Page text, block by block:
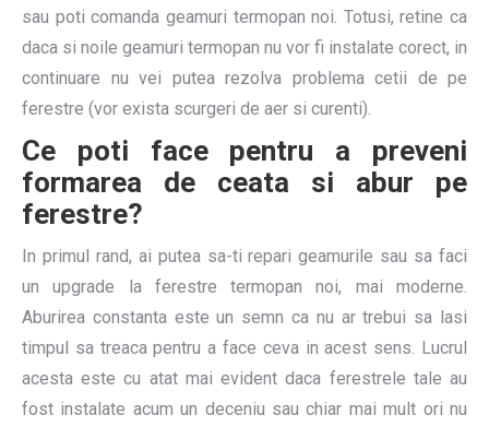
sau poti comanda geamuri termopan noi. Totusi, retine ca
daca si noile geamuri termopan nu vor fi instalate corect, in
continuare nu vei putea rezolva problema cetii de pe
ferestre (vor exista scurgeri de aer si curenti).
Ce poti face pentru a preveni
formarea de ceata si abur pe
ferestre?
In primul rand, ai putea sa-ti repari geamurile sau sa faci
un upgrade la ferestre termopan noi, mai moderne.
Aburirea constanta este un semn ca nu ar trebui sa lasi
timpul sa treaca pentru a face ceva in acest sens. Lucrul
acesta este cu atat mai evident daca ferestrele tale au
fost instalate acum un deceniu sau chiar mai mult ori nu